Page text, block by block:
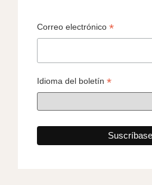
Correo electrónico *
Idioma del boletín *